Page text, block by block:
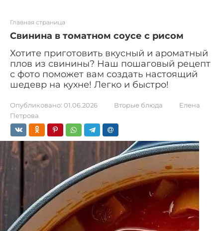
Главная страница
Свинина в томатном соусе с рисом
Хотите приготовить вкусный и ароматный
плов из свинины? Наш пошаговый рецепт
с фото поможет вам создать настоящий
шедевр на кухне! Легко и быстро!
Опубликовано: 01.06.2026 Вторые блюда
Елена
Петрова